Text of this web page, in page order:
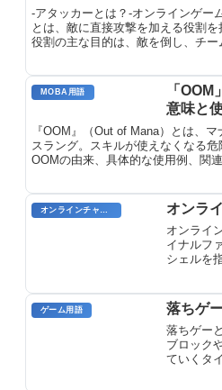
-アタッカーとは？-オンラインゲー
とは、敵に直接攻撃を加える役割を
役割の主な目的は、敵を倒し、チ
た、敵の攻撃を避け、生き残る能力
MOBA用語
「
意味と
『OOM』（Out of Mana）とは、
スラング。スキルが使えなくなる
OOMの由来、具体的な使用例、関
オンラ
オンライ
イナルフ
シェルを
に相当し
ゲーム用語 落ちゲ
落ちゲー
ブロック
ていくタ